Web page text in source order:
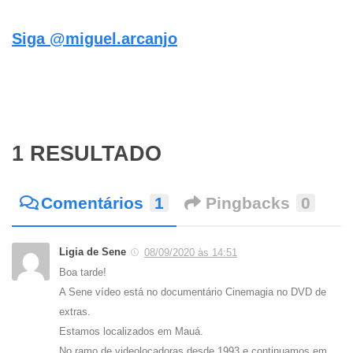
Siga @miguel.arcanjo
1 RESULTADO
Comentários 1 Pingbacks 0
Ligia de Sene
08/09/2020 às 14:51
Boa tarde!
A Sene vídeo está no documentário Cinemagia no DVD de
extras.
Estamos localizados em Mauá.